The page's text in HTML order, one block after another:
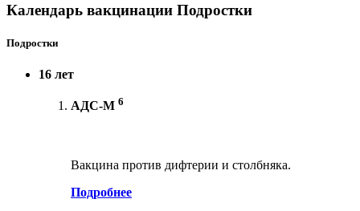
Календарь вакцинации Подростки
Подростки
16 лет
АДС-М 6
Вакцина против дифтерии и столбняка.
Подробнее